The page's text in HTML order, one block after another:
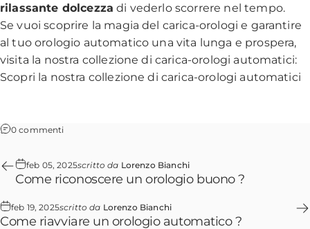
rilassante dolcezza di vederlo scorrere nel tempo.
Se vuoi scoprire la magia del carica-orologi e garantire
al tuo orologio automatico una vita lunga e prospera,
visita la nostra collezione di carica-orologi automatici:
Scopri la nostra collezione di carica-orologi automatici
0 commenti
feb 05, 2025scritto da Lorenzo Bianchi
Come riconoscere un orologio buono ?
feb 19, 2025scritto da Lorenzo Bianchi
Come riavviare un orologio automatico ?